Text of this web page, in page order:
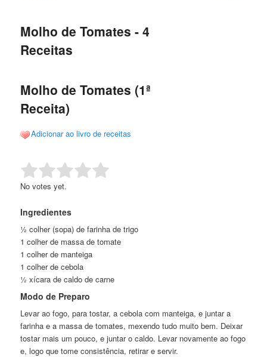
conteúdo
conteúdo
Molho de Tomates - 4
Receitas
Molho de Tomates (1ª
Receita)
Adicionar ao livro de receitas
Rate this item: Submit Rating
No votes yet.
Ingredientes
½ colher (sopa) de farinha de trigo
1 colher de massa de tomate
1 colher de manteiga
1 colher de cebola
½ xícara de caldo de carne
Modo de Preparo
Levar ao fogo, para tostar, a cebola com manteiga, e juntar a
farinha e a massa de tomates, mexendo tudo muito bem. Deixar
tostar mais um pouco, e juntar o caldo. Levar novamente ao fogo
e, logo que tome consistência, retirar e servir.